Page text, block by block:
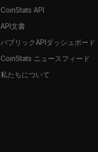
CoinStats API
API文書
パブリックAPIダッシュボード
CoinStats ニュースフィード
私たちについて